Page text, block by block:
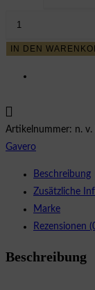
&
Menge
IN DEN
Artikelnummer: n. v.
Gavero
Beschreibung
Zusätzliche
Marke
Rezensionen
Beschreibung